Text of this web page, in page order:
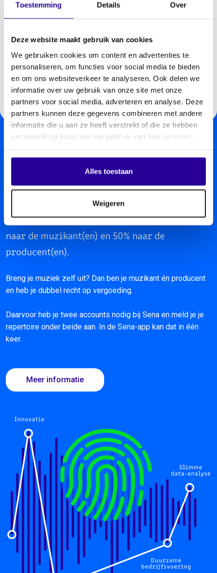
Toestemming Details Over
Deze website maakt gebruik van cookies
We gebruiken cookies om content en advertenties te
personaliseren, om functies voor social media te bieden
en om ons websiteverkeer te analyseren. Ook delen we
informatie over uw gebruik van onze site met onze
partners voor social media, adverteren en analyse. Deze
partners kunnen deze gegevens combineren met andere
informatie die u aan ze heeft verstrekt of die ze hebben
verzameld op basis van uw gebruik van hun services.
Alles toestaan
Weigeren
muziekgebruikers
Sluit een licentie af
Licentie afsluiten
Geef je muziek zelf uit?
Meld je aan als muzikant
én producent.
Van elke track gaat 50% van de vergoeding
naar de muzikant(en) en 50% naar de
producent(en).
Breng je muziek zelf uit? Dan ben je muzikant én producent
en heb je dubbel recht op vergoeding.
Daarvoor heb je twee accounts nodig bij Sena en meld je je
repertoire onder beide aan. In de Sena-app kan dat in één
keer.
Meer informatie